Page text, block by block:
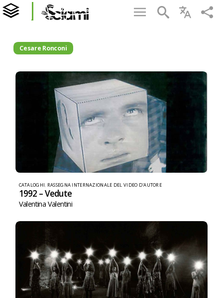
Cesare Ronconi
CATALOGHI, RASSEGNA INTERNAZIONALE DEL VIDEO D'AUTORE
1992 – Vedute
Valentina Valentini